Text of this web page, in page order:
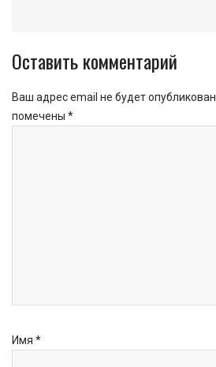
Оставить комментарий
Ваш адрес email не будет опубликован.
помечены *
Имя *